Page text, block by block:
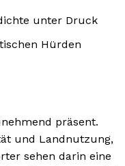
unter Druck
Hürden
präsent.
und Landnutzung,
sehen darin eine